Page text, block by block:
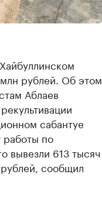
рублей. Об этом
Аблаев
сабантуе
работы по
вывезли 613 тысяч
сообщил